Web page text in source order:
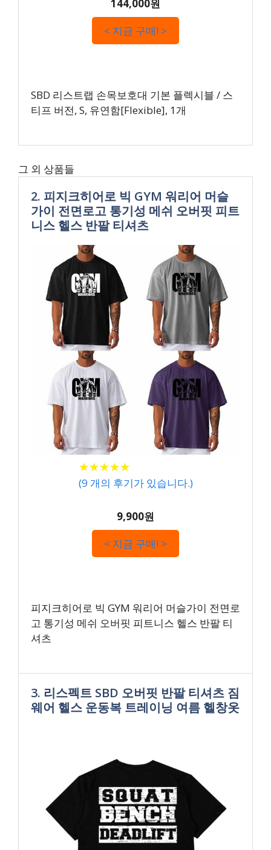
144,000원
< 지금 구매! >
SBD 리스트랩 손목보호대 기본 플렉시블 / 스
티프 버전, S, 유연함[Flexible], 1개
그 외 상품들
2. 피지크히어로 빅 GYM 워리어 머슬
가이 전면로고 통기성 메쉬 오버핏 피트
니스 헬스 반팔 티셔츠
★★★★★
★★★★★
(9 개의 후기가 있습니다.)
9,900원
< 지금 구매! >
피지크히어로 빅 GYM 워리어 머슬가이 전면로
고 통기성 메쉬 오버핏 피트니스 헬스 반팔 티
셔츠
3. 리스펙트 SBD 오버핏 반팔 티셔츠 짐
웨어 헬스 운동복 트레이닝 여름 헬창옷